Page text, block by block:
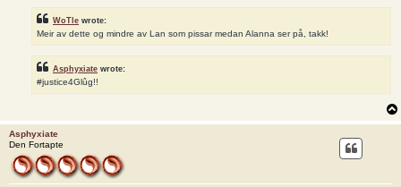
WoTle wrote:
Meir av dette og mindre av Lan som pissar medan Alanna ser på, takk!
Asphyxiate wrote:
#justice4Glûg!!
Asphyxiate
Den Fortapte